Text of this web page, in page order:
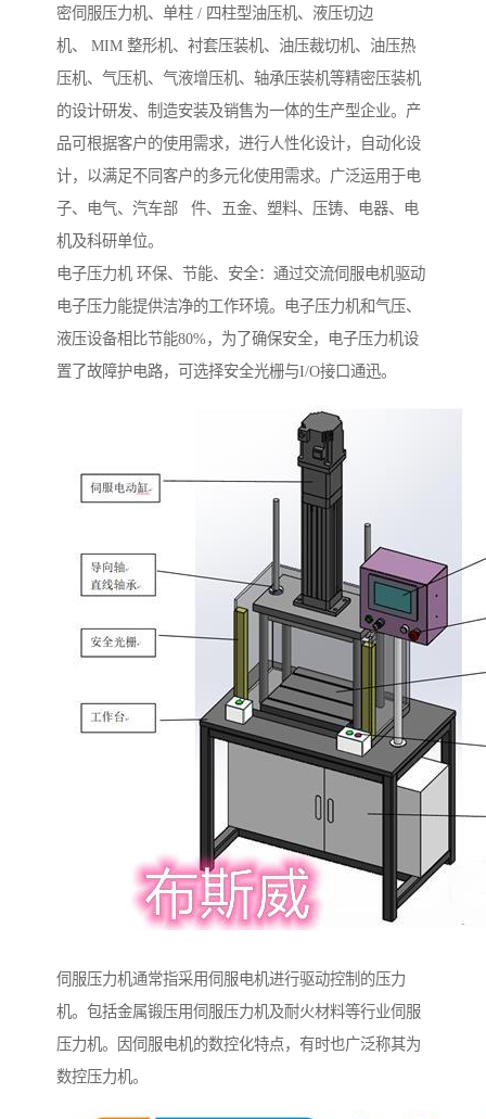
密伺服压力机、单柱 / 四柱型油压机、液压切边
机、 MIM 整形机、衬套压装机、油压裁切机、油压热
压机、气压机、气液增压机、轴承压装机等精密压装机
的设计研发、制造安装及销售为一体的生产型企业。产
品可根据客户的使用需求，进行人性化设计，自动化设
计，以满足不同客户的多元化使用需求。广泛运用于电
子、电气、汽车部 件、五金、塑料、压铸、电器、电
机及科研单位。
电子压力机 环保、节能、安全：通过交流伺服电机驱动
电子压力能提供洁净的工作环境。电子压力机和气压、
液压设备相比节能80%，为了确保安全，电子压力机设
置了故障护电路，可选择安全光栅与I/O接口通迅。
伺服压力机通常指采用伺服电机进行驱动控制的压力
机。包括金属锻压用伺服压力机及耐火材料等行业伺服
压力机。因伺服电机的数控化特点，有时也广泛称其为
数控压力机。